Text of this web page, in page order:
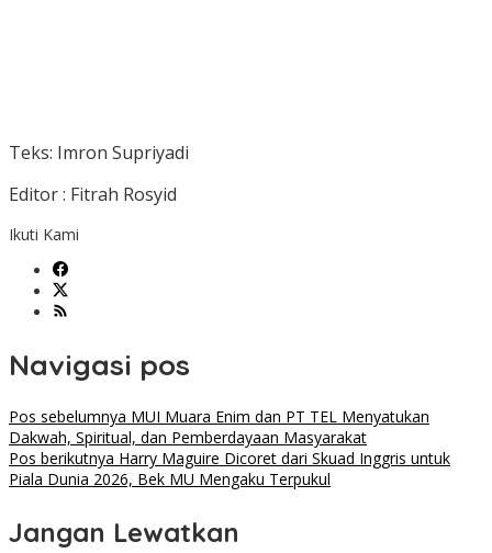
Teks: Imron Supriyadi
Editor : Fitrah Rosyid
Ikuti Kami
Navigasi pos
Pos sebelumnya MUI Muara Enim dan PT TEL Menyatukan
Dakwah, Spiritual, dan Pemberdayaan Masyarakat
Pos berikutnya Harry Maguire Dicoret dari Skuad Inggris untuk
Piala Dunia 2026, Bek MU Mengaku Terpukul
Jangan Lewatkan